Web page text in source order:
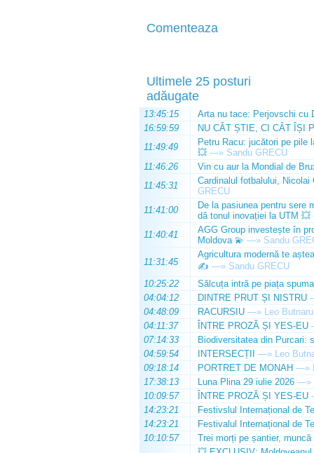
Comenteaza
Ultimele 25 posturi
adăugate
13:45:15
Arta nu tace: Perjovschi cu
16:59:59
NU CÂT ȘTIE, CI CÂT ÎȘI
11:49:49
Petru Racu: jucători pe pile
💥 —» Sandu GRECU
11:46:26
Vin cu aur la Mondial de
11:45:31
Cardinalul fotbalului,
GRECU
11:41:00
De la pasiunea pentru sere
dă tonul inovației la UTM 💥
11:40:41
AGG Group investește în
Moldova 💫 —» Sandu
11:31:45
Agricultura modernă te
✍️ —» Sandu GRECU
10:25:22
Sălcuța intră pe piața
04:04:12
DINTRE PRUT ȘI NISTRU
04:48:09
RACURSIU —» Leo Butnaru
04:11:37
ÎNTRE PROZĂ ȘI YES-EU
07:14:33
Biodiversitatea din Purcari:
04:59:54
INTERSECȚII —» Leo
09:18:14
PORTRET DE MONAH —»
17:38:13
Luna Plina 29 iulie 2026 —»
10:09:57
ÎNTRE PROZĂ ȘI YES-EU
14:23:21
Festivslul Internațional de
14:23:21
Festivalul Internațional de
10:10:57
Trei morți pe șantier, muncă